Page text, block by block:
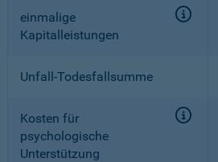
einmalige
Kapitalleistungen
Unfall-Todesfallsumme
Kosten für
psychologische
Unterstützung